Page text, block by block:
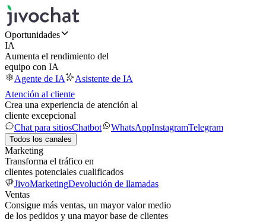
Oportunidades
IA
Aumenta el rendimiento del
equipo con IA
Agente de IA
Asistente de IA
Atención al cliente
Crea una experiencia de atención al
cliente excepcional
Chat para sitiosChatbot WhatsAppInstagramTelegram
Todos los canales
Marketing
Transforma el tráfico en
clientes potenciales cualificados
JivoMarketingDevolución de llamadas
Ventas
Consigue más ventas, un mayor valor medio
de los pedidos y una mayor base de clientes